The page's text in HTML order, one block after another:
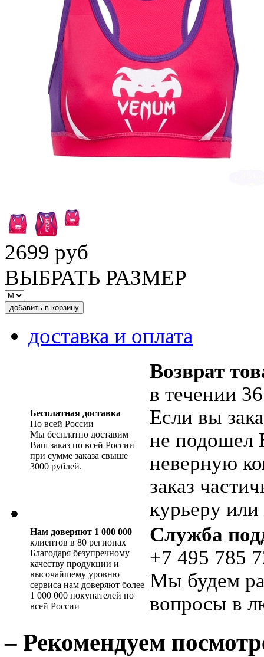
2699 руб
ВЫБРАТЬ РАЗМЕР
доставка и оплата
Бесплатная доставка
По всей России
Мы бесплатно доставим
Ваш заказ по всей России
при сумме заказа свыше
3000 рублей.
Возврат
в течении
Если вы
не подошел
неверную
заказ
курьеру
Нам доверяют 1 000 000
клиентов в 80 регионах
Благодаря безупречному
качеству продукции и
высочайшему уровню
сервиса нам доверяют более
1 000 000 покупателей по
всей России
Служба
+7 495 785
Мы будем
вопросы в
– Рекомендуем